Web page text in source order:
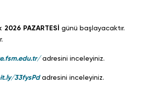
PAZARTESİ günü başlayacaktır.
adresini inceleyiniz.
33fysPdadresini inceleyiniz.